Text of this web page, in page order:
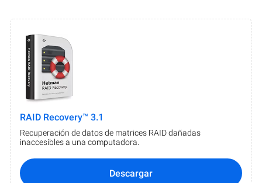
RAID Recovery™ 3.1
Recuperación de datos de matrices RAID dañadas
inaccesibles a una computadora.
Descargar